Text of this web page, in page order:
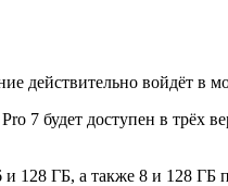
действительно войдёт в
7 будет доступен в трёх
128 ГБ, а также 8 и 128 ГБ